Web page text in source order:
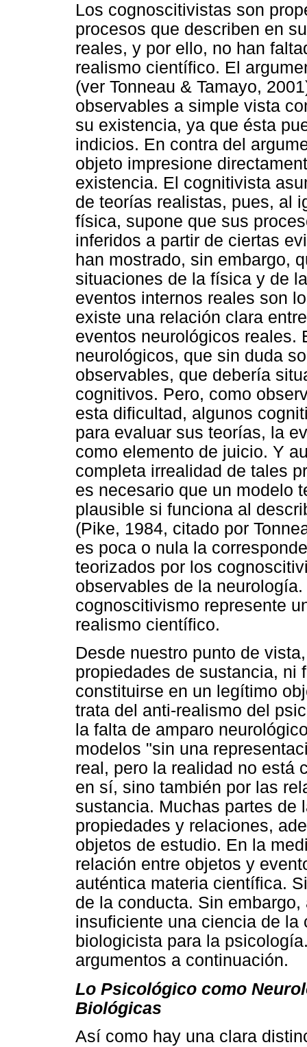
Los cognoscitivistas son
procesos que describen en
reales, y por ello, no han
realismo científico. El
(ver Tonneau & Tamayo,
observables a simple vista
su existencia, ya que ésta
indicios. En contra del
objeto impresione
existencia. El cognitivista
de teorías realistas, pues, al
física, supone que sus
inferidos a partir de ciertas
han mostrado, sin embargo,
situaciones de la física y de
eventos internos reales son
existe una relación clara
eventos neurológicos reales.
neurológicos, que sin duda
observables, que debería
cognitivos. Pero, como
esta dificultad, algunos
para evaluar sus teorías, la
como elemento de juicio. Y
completa irrealidad de tales
es necesario que un modelo
plausible si funciona al
(Pike, 1984, citado por
es poca o nula la
teorizados por los
observables de la
cognoscitivismo represente
realismo científico.
Desde nuestro punto de
propiedades de sustancia, ni
constituirse en un legítimo
trata del anti-realismo del
la falta de amparo
modelos "sin una
real, pero la realidad no está
en sí, sino también por las
sustancia. Muchas partes de
propiedades y relaciones,
objetos de estudio. En la
relación entre objetos y
auténtica materia científica.
de la conducta. Sin
insuficiente una ciencia de la
biologicista para la
argumentos a continuación.
Lo Psicológico como
Biológicas
Así como hay una clara